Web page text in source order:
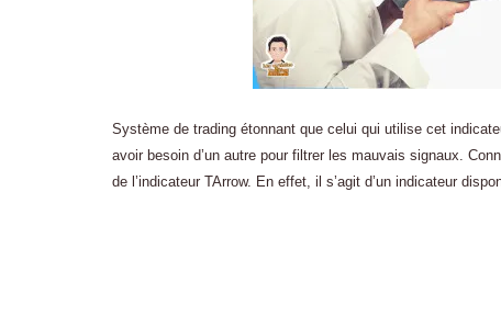
Système de trading étonnant que celui qui utilise cet
avoir besoin d’un autre pour filtrer les mauvais signaux.
de l’indicateur TArrow. En effet, il s’agit d’un indicateur